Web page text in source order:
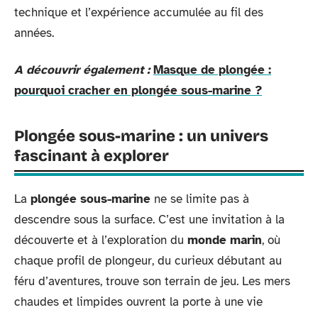
technique et l’expérience accumulée au fil des
années.
A découvrir également : Masque de plongée :
pourquoi cracher en plongée sous-marine ?
Plongée sous-marine : un univers
fascinant à explorer
La plongée sous-marine ne se limite pas à
descendre sous la surface. C’est une invitation à la
découverte et à l’exploration du monde marin, où
chaque profil de plongeur, du curieux débutant au
féru d’aventures, trouve son terrain de jeu. Les mers
chaudes et limpides ouvrent la porte à une vie